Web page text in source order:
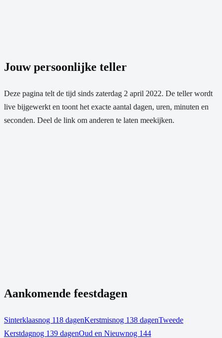
Jouw persoonlijke teller
Deze pagina telt de tijd sinds zaterdag 2 april 2022. De teller wordt
live bijgewerkt en toont het exacte aantal dagen, uren, minuten en
seconden. Deel de link om anderen te laten meekijken.
Aankomende feestdagen
Sinterklaasnog 118 dagenKerstmisnog 138 dagenTweede
Kerstdagnog 139 dagenOud en Nieuwnog 144